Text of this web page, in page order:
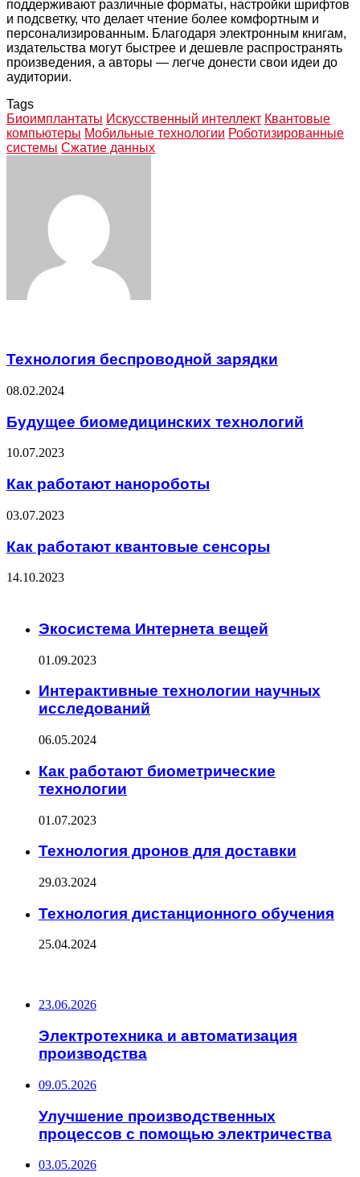
поддерживают различные форматы, настройки шрифтов
и подсветку, что делает чтение более комфортным и
персонализированным. Благодаря электронным книгам,
издательства могут быстрее и дешевле распространять
произведения, а авторы — легче донести свои идеи до
аудитории.
Tags
Биоимплантаты Искусственный интеллект Квантовые
компьютеры Мобильные технологии Роботизированные
системы Сжатие данных
Технология беспроводной зарядки
08.02.2024
Будущее биомедицинских технологий
10.07.2023
Как работают нанороботы
03.07.2023
Как работают квантовые сенсоры
14.10.2023
Экосистема Интернета вещей
01.09.2023
Интерактивные технологии научных
исследований
06.05.2024
Как работают биометрические
технологии
01.07.2023
Технология дронов для доставки
29.03.2024
Технология дистанционного обучения
25.04.2024
23.06.2026
Электротехника и автоматизация
производства
09.05.2026
Улучшение производственных
процессов с помощью электричества
03.05.2026